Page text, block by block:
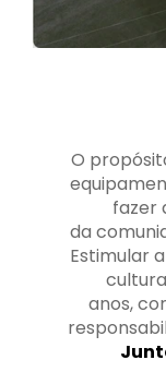
O
fazer
da
Estimular
anos,